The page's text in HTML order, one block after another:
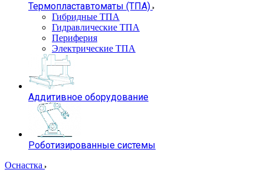
Термопластавтоматы (ТПА)
Гибридные ТПА
Гидравлические ТПА
Периферия
Электрические ТПА
Аддитивное оборудование
Роботизированные системы
Оснастка